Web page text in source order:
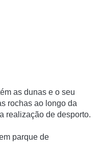
as dunas e o seu
rochas ao longo da
realização de desporto.
parque de